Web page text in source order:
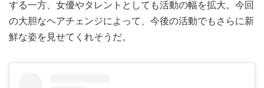
する一方、女優やタレントとしても活動の幅を拡大。今回
の大胆なヘアチェンジによって、今後の活動でもさらに新
鮮な姿を見せてくれそうだ。